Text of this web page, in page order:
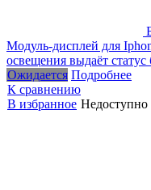
Модуль-дисплей для
освещения выдаёт
Ожидается Подробнее
К сравнению
В избранное Недоступно